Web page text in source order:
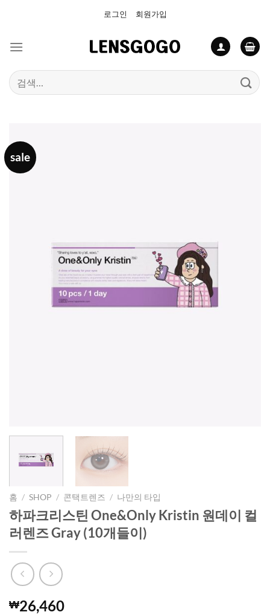
로그인 회원가입
검
색:
sale
홈 / SHOP / 콘택트렌즈 / 나만의 타입
하파크리스틴 One&Only Kristin 원데이 컬
러렌즈 Gray (10개들이)
₩26,460